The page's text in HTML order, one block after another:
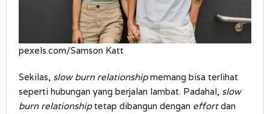
pexels.com/Samson Katt
Sekilas, slow burn relationshipmemang bisa terlihat
seperti hubungan yang berjalan lambat. Padahal, slow
burn relationshiptetap dibangun dengan effortdan